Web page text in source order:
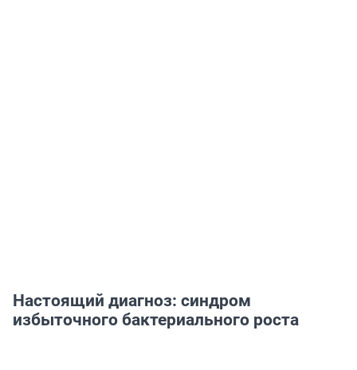
Настоящий диагноз: синдром
избыточного бактериального роста